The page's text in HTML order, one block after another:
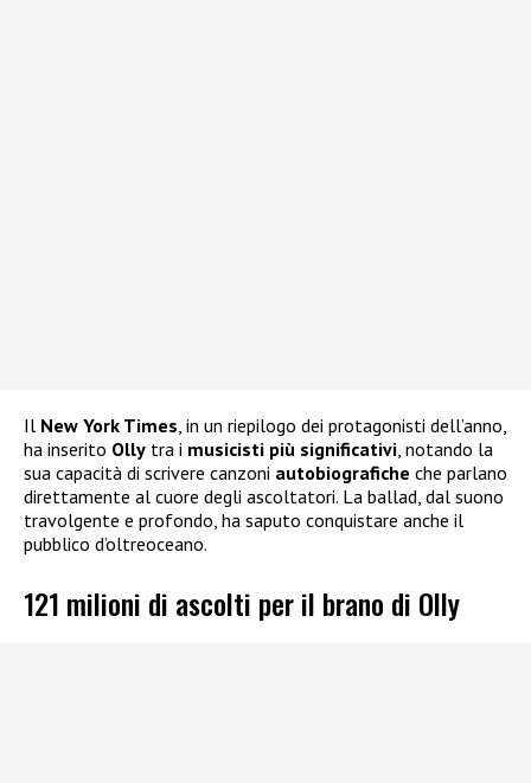
Il New York Times, in un riepilogo dei protagonisti dell’anno,
ha inserito Olly tra i musicisti più significativi, notando la
sua capacità di scrivere canzoni autobiografiche che parlano
direttamente al cuore degli ascoltatori. La ballad, dal suono
travolgente e profondo, ha saputo conquistare anche il
pubblico d’oltreoceano.
121 milioni di ascolti per il brano di Olly